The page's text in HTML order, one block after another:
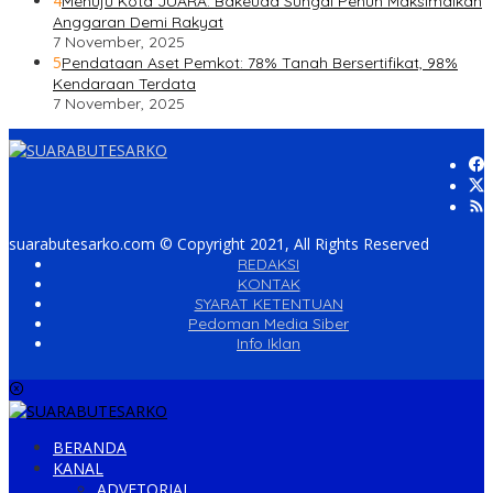
Anggaran Demi Rakyat
7 November, 2025
5Pendataan Aset Pemkot: 78% Tanah Bersertifikat, 98%
Kendaraan Terdata
7 November, 2025
suarabutesarko.com © Copyright 2021, All Rights Reserved
REDAKSI
KONTAK
SYARAT KETENTUAN
Pedoman Media Siber
Info Iklan
BERANDA
KANAL